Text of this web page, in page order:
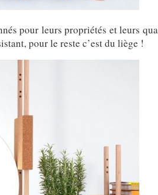
pour leurs propriétés et leurs
pour le reste c’est du liège !